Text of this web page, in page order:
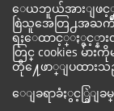
ေယဘူယ်အားျဖင့္
စြဲသူအေတြ႕အႀ
ရႈေထာင့္ႏွင့္နား
တြင္ cookies မ်
တို႔ေဖာ္ျပထား
ေျခရာခံႏွင့္ခြဲျခ